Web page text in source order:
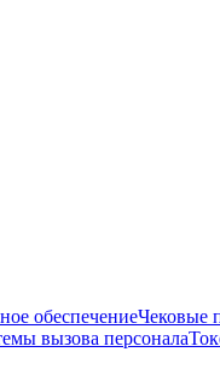
обеспечениеЧековые
вызова персонала